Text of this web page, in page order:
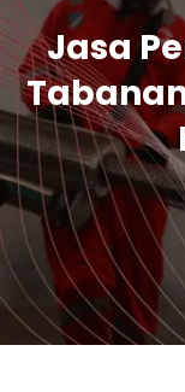
Jasa